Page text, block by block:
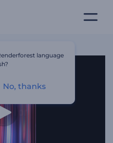
language
No, thanks